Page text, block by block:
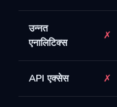
उन्नत
एनालिटिक्स
✗
API एक्सेस ✗